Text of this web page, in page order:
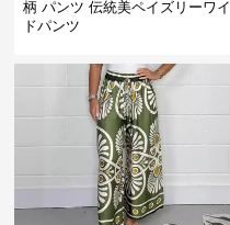
柄 パンツ 伝統美ペイズリーワイ
ドパンツ